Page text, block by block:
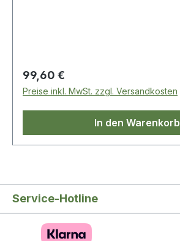
Regulärer Preis:
99,60 €
Preise inkl. MwSt. zzgl. Versandkosten
In den Warenkorb
Service-Hotline